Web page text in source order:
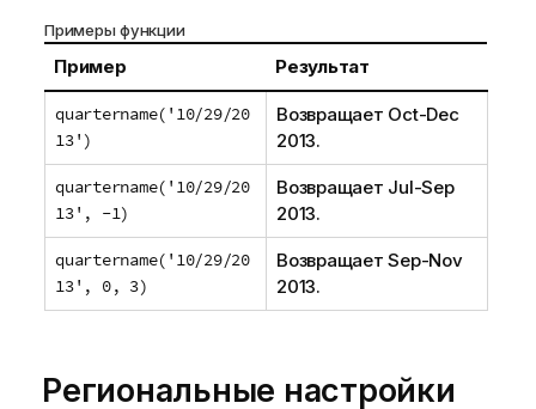
Примеры функции
Пример Результат
quartername('10/29/20
13')
Возвращает Oct-Dec
2013.
quartername('10/29/20
13', -1)
Возвращает Jul-Sep
2013.
quartername('10/29/20
13', 0, 3)
ВозвращаетSep-Nov
2013.
Региональные настройки